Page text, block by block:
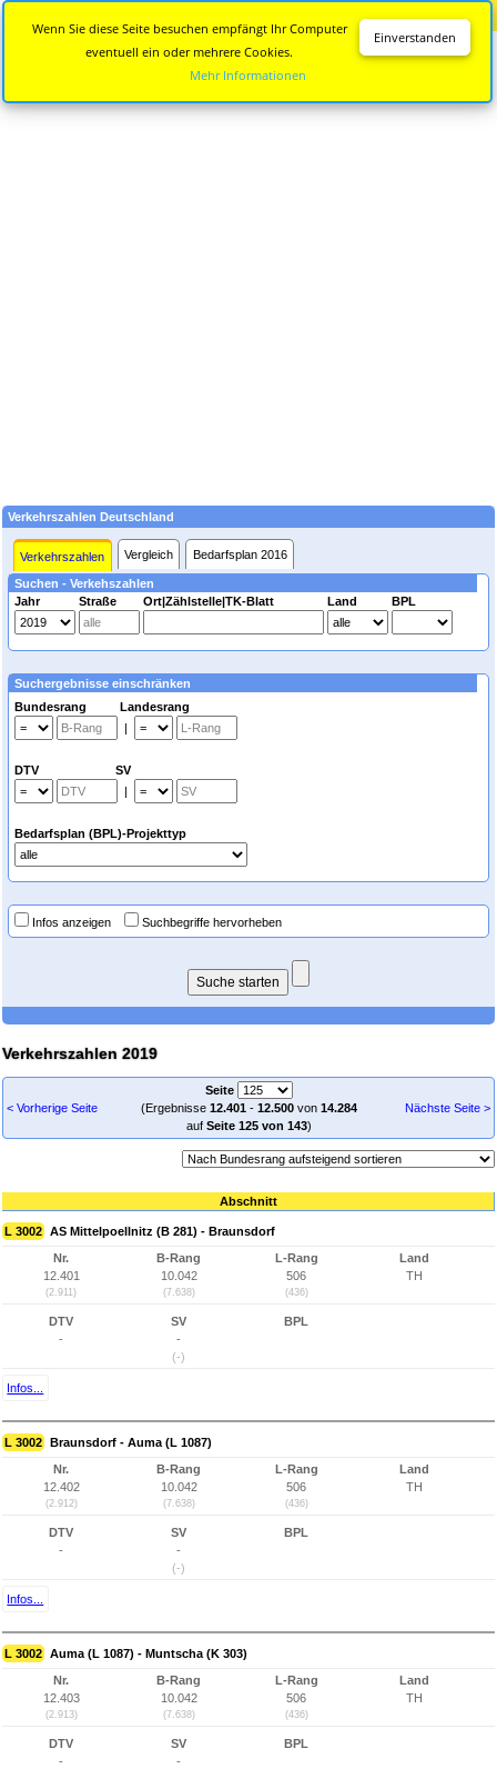
Verkehrszahlen Deutschland
Verkehrszahlen Vergleich Bedarfsplan 2016
Suchen - Verkehszahlen
Jahr
Straße Ort|Zählstelle|TK-Blatt Land BPL
Suchergebnisse einschränken
Bundesrang Landesrang
|
DTV SV
|
Bedarfsplan (BPL)-Projekttyp
Infos anzeigen Suchbegriffe hervorheben
Verkehrszahlen 2019
< Vorherige Seite
Seite
(Ergebnisse 12.401- 12.500von 14.284
auf Seite 125 von 143)
Nächste Seite >
Abschnitt
L 3002 AS Mittelpoellnitz (B 281) - Braunsdorf
Nr.
12.401
(2.911)
B-Rang
10.042
(7.638)
L-Rang
506
(436)
Land
TH
DTV
-
SV
-
(-)
BPL
Infos...
L 3002 Braunsdorf - Auma (L 1087)
Nr.
12.402
(2.912)
B-Rang
10.042
(7.638)
L-Rang
506
(436)
Land
TH
DTV
-
SV
-
(-)
BPL
Infos...
L 3002 Auma (L 1087) - Muntscha (K 303)
Nr.
12.403
(2.913)
B-Rang
10.042
(7.638)
L-Rang
506
(436)
Land
TH
DTV
-
SV
-
BPL
Einverstanden
Wenn Sie diese Seite besuchen empfängt Ihr Computer
eventuell ein oder mehrere Cookies.
Mehr Informationen